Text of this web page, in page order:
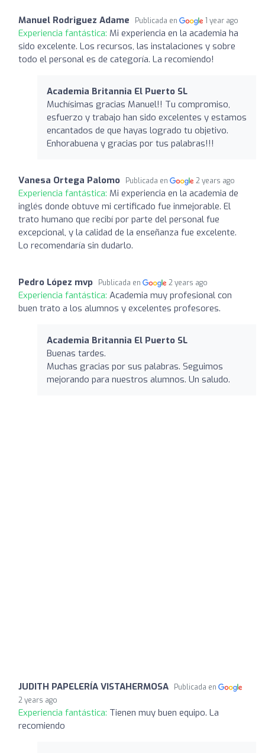
Manuel Rodriguez Adame Publicada en 1 year ago
Experiencia fantástica: Mi experiencia en la academia ha
sido excelente. Los recursos, las instalaciones y sobre
todo el personal es de categoría. La recomiendo!
Academia Britannia El Puerto SL
Muchísimas gracias Manuel!! Tu compromiso,
esfuerzo y trabajo han sido excelentes y estamos
encantados de que hayas logrado tu objetivo.
Enhorabuena y gracias por tus palabras!!!
Vanesa Ortega Palomo Publicada en 2 years ago
Experiencia fantástica: Mi experiencia en la academia de
inglés donde obtuve mi certificado fue inmejorable. El
trato humano que recibí por parte del personal fue
excepcional, y la calidad de la enseñanza fue excelente.
Lo recomendaría sin dudarlo.
Pedro López mvp Publicada en 2 years ago
Experiencia fantástica: Academia muy profesional con
buen trato a los alumnos y excelentes profesores.
Academia Britannia El Puerto SL
Buenas tardes.
Muchas gracias por sus palabras. Seguimos
mejorando para nuestros alumnos. Un saludo.
JUDITH PAPELERÍA VISTAHERMOSA
Publicada en
2 years ago
Experiencia fantástica: Tienen muy buen equipo. La
recomiendo